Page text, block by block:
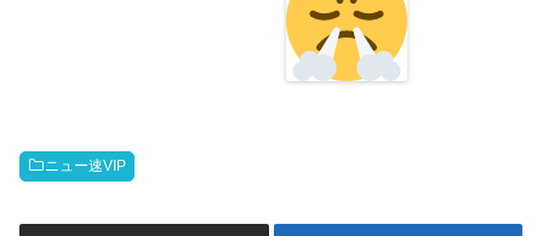
ニュー速VIP